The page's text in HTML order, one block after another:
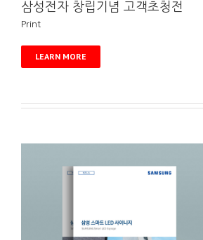
삼성전자 창립기념 고객초청전
Print
LEARN MORE